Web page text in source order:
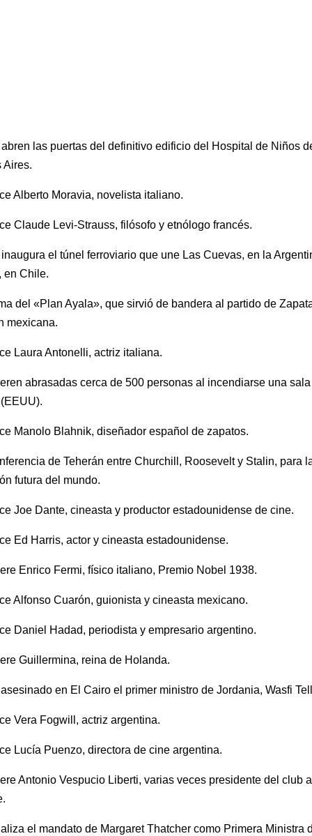
las puertas del definitivo edificio del Hospital de Niños
Aires.
Alberto Moravia, novelista italiano.
Claude Levi-Strauss, filósofo y etnólogo francés.
el túnel ferroviario que une Las Cuevas, en la
en Chile.
del «Plan Ayala», que sirvió de bandera al partido de
mexicana.
Laura Antonelli, actriz italiana.
abrasadas cerca de 500 personas al incendiarse una
Manolo Blahnik, diseñador español de zapatos.
de Teherán entre Churchill, Roosevelt y Stalin, para
futura del mundo.
Joe Dante, cineasta y productor estadounidense de cine.
Ed Harris, actor y cineasta estadounidense.
Enrico Fermi, físico italiano, Premio Nobel 1938.
Alfonso Cuarón, guionista y cineasta mexicano.
Daniel Hadad, periodista y empresario argentino.
Guillermina, reina de Holanda.
en El Cairo el primer ministro de Jordania, Wasfi
Vera Fogwill, actriz argentina.
Lucía Puenzo, directora de cine argentina.
Antonio Vespucio Liberti, varias veces presidente del club
el mandato de Margaret Thatcher como Primera Ministra